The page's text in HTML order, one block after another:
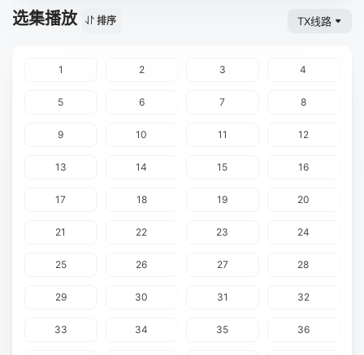
选集播放 排序 TX线路
1 2 3 4
5 6 7 8
9 10 11 12
13 14 15 16
17 18 19 20
21 22 23 24
25 26 27 28
29 30 31 32
33 34 35 36